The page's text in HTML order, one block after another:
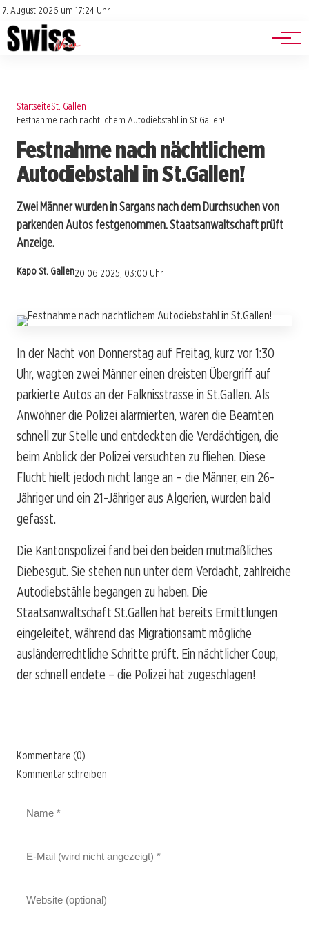
7. August 2026 um 17:24 Uhr
Impressum
Datenschutz
Jobs
Events
StartseiteSt. Gallen
Festnahme nach nächtlichem Autodiebstahl in St.Gallen!
Festnahme nach nächtlichem
Autodiebstahl in St.Gallen!
Zwei Männer wurden in Sargans nach dem Durchsuchen von
parkenden Autos festgenommen. Staatsanwaltschaft prüft
Anzeige.
Kapo St. Gallen20.06.2025, 03:00 Uhr
In der Nacht von Donnerstag auf Freitag, kurz vor 1:30
Uhr, wagten zwei Männer einen dreisten Übergriff auf
parkierte Autos an der Falknisstrasse in St.Gallen. Als
Anwohner die Polizei alarmierten, waren die Beamten
schnell zur Stelle und entdeckten die Verdächtigen, die
beim Anblick der Polizei versuchten zu fliehen. Diese
Flucht hielt jedoch nicht lange an – die Männer, ein 26-
Jähriger und ein 21-Jähriger aus Algerien, wurden bald
gefasst.
Die Kantonspolizei fand bei den beiden mutmaßliches
Diebesgut. Sie stehen nun unter dem Verdacht, zahlreiche
Autodiebstähle begangen zu haben. Die
Staatsanwaltschaft St.Gallen hat bereits Ermittlungen
eingeleitet, während das Migrationsamt mögliche
ausländerrechtliche Schritte prüft. Ein nächtlicher Coup,
der schnell endete – die Polizei hat zugeschlagen!
Kommentare (0)
Kommentar schreiben